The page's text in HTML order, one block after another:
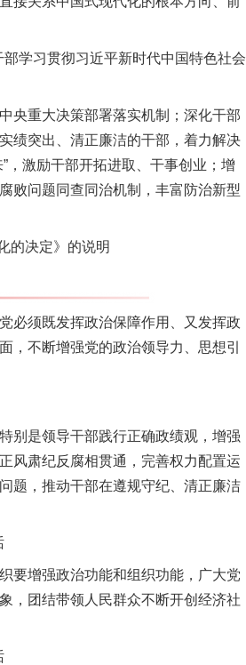
习贯彻习近平新时代中国特色社会
重大决策部署落实机制；深化干部
绩突出、清正廉洁的干部，着力解决
，激励干部开拓进取、干事创业；增
败问题同查同治机制，丰富防治新型
决定》的说明
须既发挥政治保障作用、又发挥政
，不断增强党的政治领导力、思想引
是领导干部践行正确政绩观，增强
风肃纪反腐相贯通，完善权力配置运
题，推动干部在遵规守纪、清正廉洁
增强政治功能和组织功能，广大党
，团结带领人民群众不断开创经济社
行业协会接连发公告